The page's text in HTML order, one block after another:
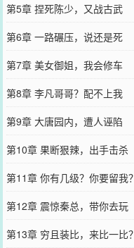
第5章 捏死陈少，又战古武
第6章 一路碾压，说还是死
第7章 美女御姐，我会修车
第8章 李凡哥哥？配不上我
第9章 大唐园内，遭人诬陷
第10章 果断狠辣，出手击杀
第11章 你有几级？你要留我？
第12章 震惊秦总，带你去玩
第13章 穷且装比，来比一比？